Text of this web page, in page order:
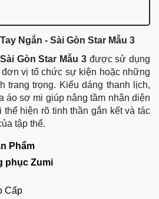
Ngắn - Sài Gòn Star Mẫu 3
Gòn Star Mẫu 3 được sử dụng
vị tổ chức sự kiện hoặc những
trang trọng. Kiểu dáng thanh lịch,
áo sơ mi giúp nâng tầm nhận diện
hiện rõ tinh thần gắn kết và tác
tập thể.
Phẩm
phục Zumi
Cấp